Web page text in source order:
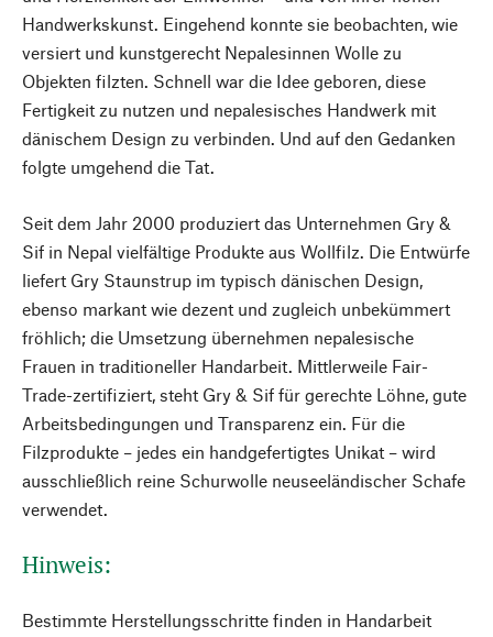
Handwerkskunst. Eingehend konnte sie beobachten, wie
versiert und kunstgerecht Nepalesinnen Wolle zu
Objekten filzten. Schnell war die Idee geboren, diese
Fertigkeit zu nutzen und nepalesisches Handwerk mit
dänischem Design zu verbinden. Und auf den Gedanken
folgte umgehend die Tat.
Seit dem Jahr 2000 produziert das Unternehmen Gry &
Sif in Nepal vielfältige Produkte aus Wollfilz. Die Entwürfe
liefert Gry Staunstrup im typisch dänischen Design,
ebenso markant wie dezent und zugleich unbekümmert
fröhlich; die Umsetzung übernehmen nepalesische
Frauen in traditioneller Handarbeit. Mittlerweile Fair-
Trade-zertifiziert, steht Gry & Sif für gerechte Löhne, gute
Arbeitsbedingungen und Transparenz ein. Für die
Filzprodukte – jedes ein handgefertigtes Unikat – wird
ausschließlich reine Schurwolle neuseeländischer Schafe
verwendet.
Hinweis:
Bestimmte Herstellungsschritte finden in Handarbeit